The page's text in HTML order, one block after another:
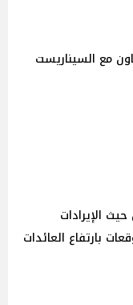
مع السيناريست
الإيرادات
وسط توقعات بارتفاع العائدات